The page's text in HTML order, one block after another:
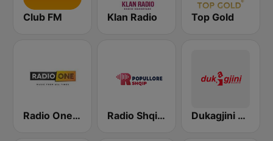
Club FM Klan Radio Top Gold
Radio One Albania Radio Shqip Popullore Dukagjini Radio